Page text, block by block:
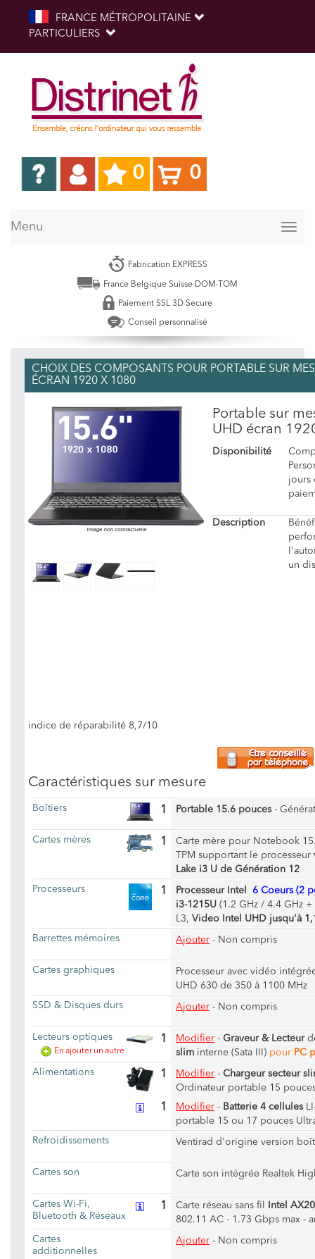
FRANCE MÉTROPOLITAINE
PARTICULIERS
0 0
Menu
Fabrication EXPRESS
France Belgique Suisse DOM-TOM
Paiement SSL 3D Secure
Conseil personnalisé
CHOIX DES COMPOSANTS POUR PORTABLE SUR
ÉCRAN 1920 X 1080
Portable sur
UHD écran
Disponibilité
jours
Description
un
indice de réparabilité 8,7/10
Caractéristiques sur mesure
Boîtiers 1 Portable 15.6 pouces -
Cartes mères 1
Carte mère pour Notebook
TPM supportant le processeur
Lake i3 U de Génération 12
Processeurs
1 Processeur Intel 6 Coeurs (2
i3-1215U (1.2 GHz / 4.4 GHz
L3, Video Intel UHD jusqu'à
Barrettes mémoires
Ajouter - Non compris
Cartes graphiques
Processeur avec vidéo
UHD 630 de 350 à 1100 MHz
SSD & Disques durs
Ajouter - Non compris
Lecteurs optiques
En ajouter un autre
1 Modifier - Graveur & Lecteur
slim interne (Sata III) pour PC
Alimentations
1 Modifier - Chargeur secteur
Ordinateur portable 15
1 Modifier - Batterie 4 cellules
portable 15 ou 17 pouces
Refroidissements
Ventirad d'origine version
Cartes son Carte son intégrée Realtek
Cartes Wi-Fi,
Bluetooth & Réseaux
1 Carte réseau sans fil
Intel
802.11 AC - 1.73 Gbps max -
Cartes
additionnelles
Ajouter - Non compris